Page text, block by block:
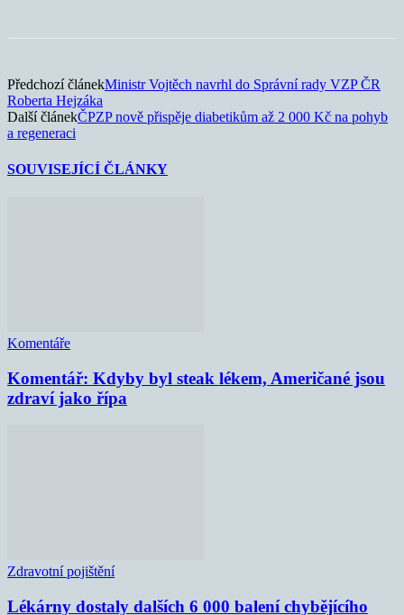
Předchozí článekMinistr Vojtěch navrhl do Správní rady VZP ČR
Roberta Hejzáka
Další článekČPZP nově přispěje diabetikům až 2 000 Kč na pohyb
a regeneraci
SOUVISEJÍCÍ ČLÁNKY
Komentáře
Komentář: Kdyby byl steak lékem, Američané jsou
zdraví jako řípa
Zdravotní pojištění
Lékárny dostaly dalších 6 000 balení chybějícího